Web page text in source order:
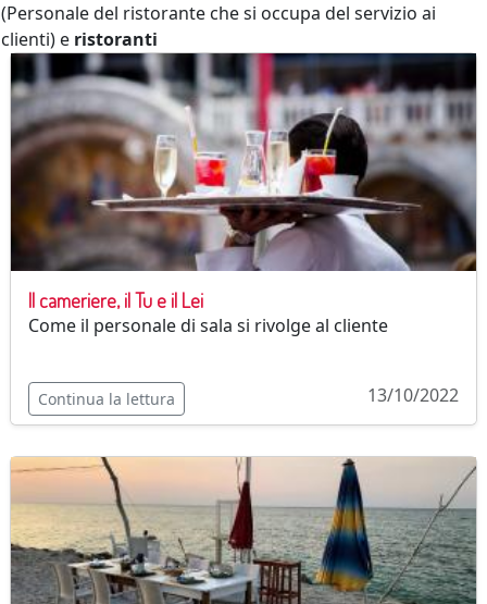
(Personale del ristorante che si occupa del servizio ai
clienti) e ristoranti
Il cameriere, il Tu e il Lei
Come il personale di sala si rivolge al cliente
Continua la lettura 13/10/2022